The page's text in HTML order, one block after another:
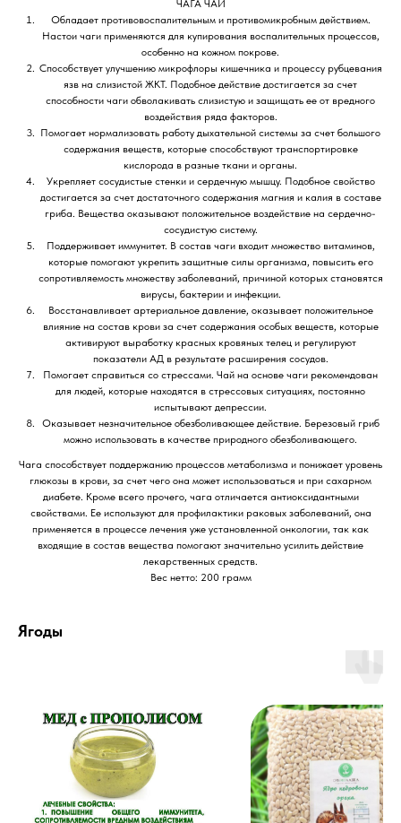
ЧАГА ЧАЙ
Обладает противовоспалительным и противомикробным действием.
Настои чаги применяются для купирования воспалительных процессов,
особенно на кожном покрове.
Способствует улучшению микрофлоры кишечника и процессу рубцевания
язв на слизистой ЖКТ. Подобное действие достигается за счет
способности чаги обволакивать слизистую и защищать ее от вредного
воздействия ряда факторов.
Помогает нормализовать работу дыхательной системы за счет большого
содержания веществ, которые способствуют транспортировке
кислорода в разные ткани и органы.
Укрепляет сосудистые стенки и сердечную мышцу. Подобное свойство
достигается за счет достаточного содержания магния и калия в составе
гриба. Вещества оказывают положительное воздействие на сердечно-
сосудистую систему.
Поддерживает иммунитет. В состав чаги входит множество витаминов,
которые помогают укрепить защитные силы организма, повысить его
сопротивляемость множеству заболеваний, причиной которых становятся
вирусы, бактерии и инфекции.
Восстанавливает артериальное давление, оказывает положительное
влияние на состав крови за счет содержания особых веществ, которые
активируют выработку красных кровяных телец и регулируют
показатели АД в результате расширения сосудов.
Помогает справиться со стрессами. Чай на основе чаги рекомендован
для людей, которые находятся в стрессовых ситуациях, постоянно
испытывают депрессии.
Оказывает незначительное обезболивающее действие. Березовый гриб
можно использовать в качестве природного обезболивающего.
Чага способствует поддержанию процессов метаболизма и понижает уровень
глюкозы в крови, за счет чего она может использоваться и при сахарном
диабете. Кроме всего прочего, чага отличается антиоксидантными
свойствами. Ее используют для профилактики раковых заболеваний, она
применяется в процессе лечения уже установленной онкологии, так как
входящие в состав вещества помогают значительно усилить действие
лекарственных средств.
Вес нетто: 200 грамм
Ягоды